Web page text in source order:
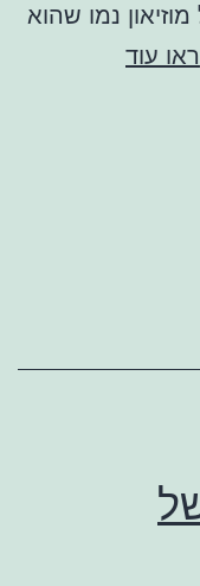
נמו שהוא
עודמוזיאון